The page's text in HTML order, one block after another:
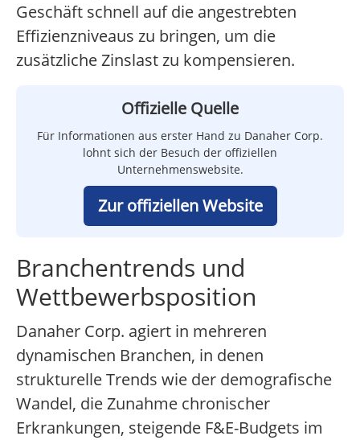
Geschäft schnell auf die angestrebten
Effizienzniveaus zu bringen, um die
zusätzliche Zinslast zu kompensieren.
Offizielle Quelle
Für Informationen aus erster Hand zu Danaher Corp.
lohnt sich der Besuch der offiziellen
Unternehmenswebsite.
Zur offiziellen Website
Branchentrends und
Wettbewerbsposition
Danaher Corp. agiert in mehreren
dynamischen Branchen, in denen
strukturelle Trends wie der demografische
Wandel, die Zunahme chronischer
Erkrankungen, steigende F&E-Budgets im